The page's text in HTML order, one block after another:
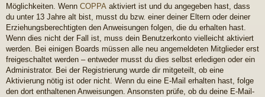
Möglichkeiten. Wenn COPPA aktiviert ist und du angegeben hast, dass
du unter 13 Jahre alt bist, musst du bzw. einer deiner Eltern oder deiner
Erziehungsberechtigten den Anweisungen folgen, die du erhalten hast.
Wenn dies nicht der Fall ist, muss dein Benutzerkonto vielleicht aktiviert
werden. Bei einigen Boards müssen alle neu angemeldeten Mitglieder erst
freigeschaltet werden – entweder musst du dies selbst erledigen oder ein
Administrator. Bei der Registrierung wurde dir mitgeteilt, ob eine
Aktivierung nötig ist oder nicht. Wenn du eine E-Mail erhalten hast, folge
den dort enthaltenen Anweisungen. Ansonsten prüfe, ob du deine E-Mail-